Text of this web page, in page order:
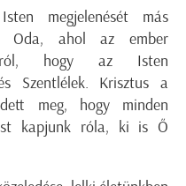
megjelenését más
Oda, ahol az ember
hogy az Isten
Szentlélek. Krisztus a
meg, hogy minden
kapjunk róla, ki is Ő